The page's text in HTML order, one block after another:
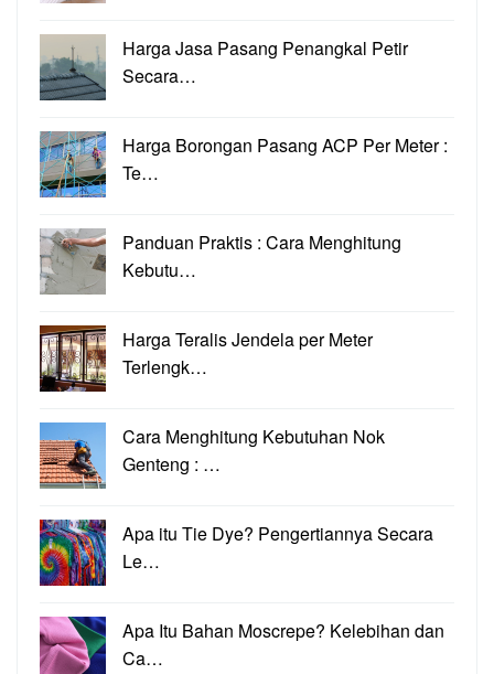
Harga Jasa Pasang Penangkal Petir
Secara…
Harga Borongan Pasang ACP Per Meter :
Te…
Panduan Praktis : Cara Menghitung
Kebutu…
Harga Teralis Jendela per Meter
Terlengk…
Cara Menghitung Kebutuhan Nok
Genteng : …
Apa itu Tie Dye? Pengertiannya Secara
Le…
Apa Itu Bahan Moscrepe? Kelebihan dan
Ca…